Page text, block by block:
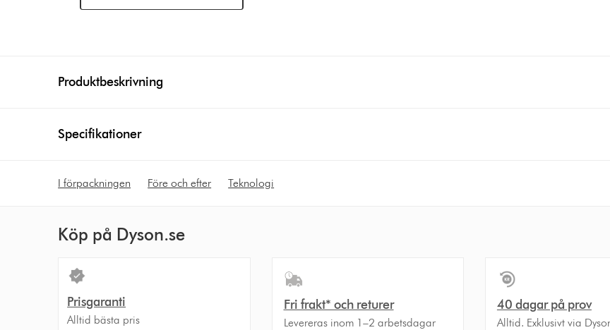
Produktbeskrivning
Specifikationer
I förpackningen Före och efter Teknologi
Köp på Dyson.se
Prisgaranti
Alltid bästa pris
Fri frakt* och returer
Levereras inom 1–2 arbetsdagar
40 dagar på prov
Alltid. Exklusivt via